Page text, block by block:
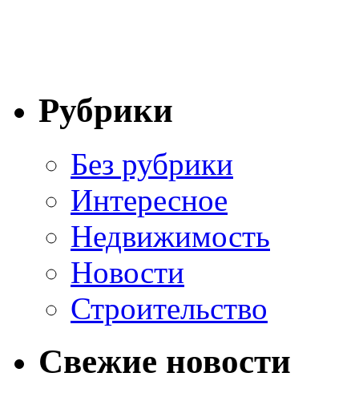
Рубрики
Без рубрики
Интересное
Недвижимость
Новости
Строительство
Свежие новости